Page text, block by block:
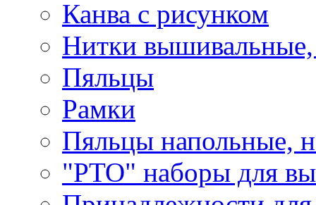
Канва с рисунком
Нитки
Пяльцы
Рамки
Пяльцы напольные,
"РТО" наборы для